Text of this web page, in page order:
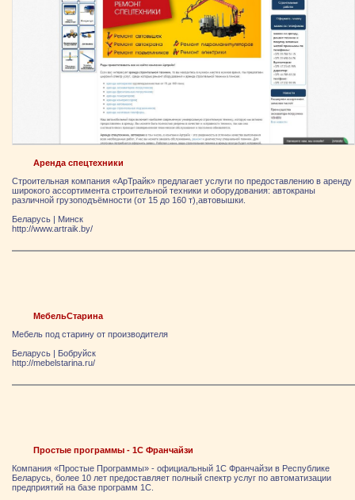
Аренда спецтехники
Строительная компания «АрТрайк» предлагает услуги по предоставлению в аренду
широкого ассортимента строительной техники и оборудования: автокраны
различной грузоподъёмности (от 15 до 160 т),автовышки.
Беларусь | Минск
http://www.artraik.by/
МебельСтарина
Мебель под старину от производителя
Беларусь | Бобруйск
http://mebelstarina.ru/
Простые программы - 1С Франчайзи
Компания «Простые Программы» - официальный 1С Франчайзи в Республике
Беларусь, более 10 лет предоставляет полный спектр услуг по автоматизации
предприятий на базе программ 1С.